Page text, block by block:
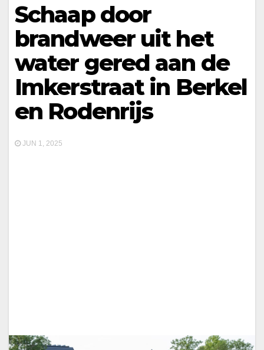
Schaap door
brandweer uit het
water gered aan de
Imkerstraat in Berkel
en Rodenrijs
JUN 1, 2025